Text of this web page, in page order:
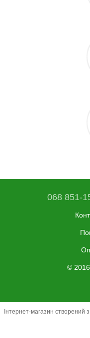
068 851-
©
Інтернет-магазин створений